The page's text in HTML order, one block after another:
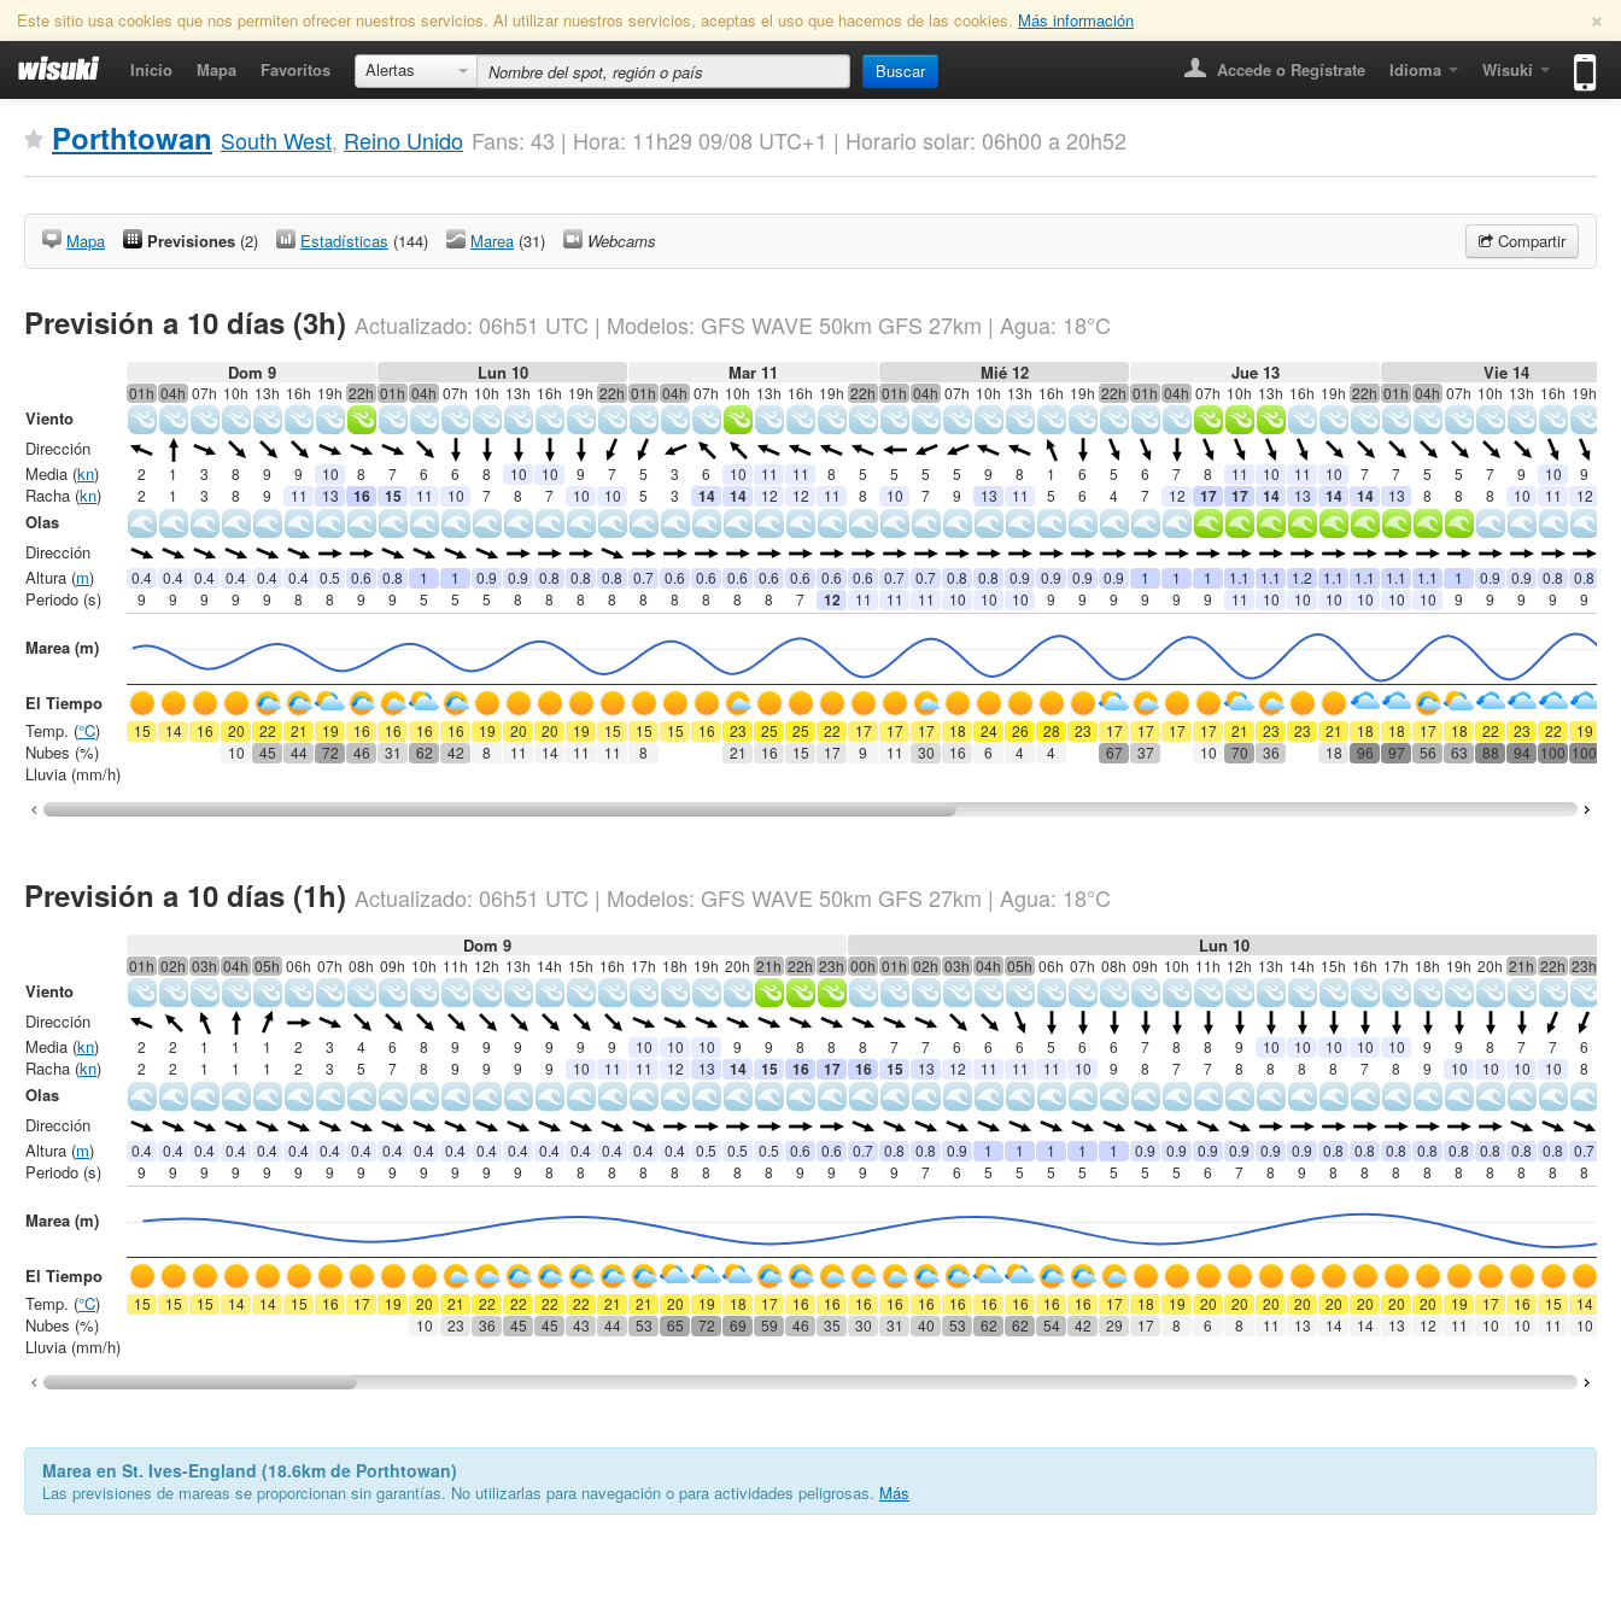
×
Este sitio usa cookies que nos permiten ofrecer nuestros servicios. Al utilizar nuestros servicios, aceptas el uso que hacemos de las cookies. Más información
Inicio Mapa Favoritos Alertas Buscar Accede o Regístrate Idioma Wisuki
Porthtowan South West, Reino Unido Fans: 43 | Hora: 11h29 09/08 UTC+1 | Horario solar: 06h00 a 20h52
Mapa Previsiones (2) Estadísticas (144) Marea (31) Webcams Compartir
Previsión a 10 días (3h) Actualizado: 06h51 UTC | Modelos: GFS WAVE 50km GFS 27km | Agua: 18°C
Dom 9 Lun 10 Mar 11 Mié 12 Jue 13 Vie 14
01h 04h 07h 10h 13h 16h 19h 22h 01h 04h 07h 10h 13h 16h 19h 22h 01h 04h 07h 10h 13h 16h 19h 22h 01h 04h 07h 10h 13h 16h 19h 22h 01h 04h 07h 10h 13h 16h 19h 22h 01h 04h 07h 10h 13h 16h 19h
2 1 3 8 9 9 10 8 7 6 6 8 10 10 9 7 5 3 6 10 11 11 8 5 5 5 5 9 8 1 6 5 6 7 8 11 10 11 10 7 7 5 5 7 9 10 9
2
1 3 8 9 11 13 16 15 11 10 7 8 7 10 10 5 3 14 14 12 12 11 8 10 7 9 13 11 5 6 4 7 12 17 17 14 13 14 14 13 8 8 8 10 11 12
0.4 0.4 0.4 0.4 0.4 0.4 0.5 0.6 0.8 1 1 0.9 0.9 0.8 0.8 0.8 0.7 0.6 0.6 0.6 0.6 0.6 0.6 0.6 0.7 0.7 0.8 0.8 0.9 0.9 0.9 0.9 1 1 1 1.1 1.1 1.2 1.1 1.1 1.1 1.1 1 0.9 0.9 0.8 0.8
9
9 9 9 9 8 8 9 9 5 5 5 8 8 8 8 8 8 8 8 8 7 12 11 11 11 10 10 10 9 9 9 9 9 9 11 10 10 10 10 10 10 9 9 9 9 9
15 14 16 20 22 21 19 16 16 16 16 19 20 20 19 15 15 15 16 23 25 25 22 17 17 17 18 24 26 28 23 17 17 17 17 21 23 23 21 18 18 17 18 22 23 22 19
10
45 44 72 46 31 62 42 8 11 14 11 11 8 21 16 15 17 9 11 30 16 6 4 4 67 37 10 70 36 18 96 97 56 63 88 94 100 100
Viento
Dirección
Media (kn)
Racha (kn)
Olas
Dirección
Altura (m)
Periodo (s)
Marea (m)
El Tiempo
Temp. (°C)
Nubes (%)
Lluvia (mm/h)
Previsión a 10 días (1h) Actualizado: 06h51 UTC | Modelos: GFS WAVE 50km GFS 27km | Agua: 18°C
Dom 9 Lun 10
01h 02h 03h 04h 05h 06h 07h 08h 09h 10h 11h 12h 13h 14h 15h 16h 17h 18h 19h 20h 21h 22h 23h 00h 01h 02h 03h 04h 05h 06h 07h 08h 09h 10h 11h 12h 13h 14h 15h 16h 17h 18h 19h 20h 21h 22h 23h
2 2 1 1 1 2 3 4 6 8 9 9 9 9 9 9 10 10 10 9 9 8 8 8 7 7 6 6 6 5 6 6 7 8 8 9 10 10 10 10 10 9 9 8 7 7 6
2
2 1 1 1 2 3 5 7 8 9 9 9 9 10 11 11 12 13 14 15 16 17 16 15 13 12 11 11 11 10 9 8 7 7 8 8 8 8 7 8 9 10 10 10 10 8
0.4 0.4 0.4 0.4 0.4 0.4 0.4 0.4 0.4 0.4 0.4 0.4 0.4 0.4 0.4 0.4 0.4 0.4 0.5 0.5 0.5 0.6 0.6 0.7 0.8 0.8 0.9 1 1 1 1 1 0.9 0.9 0.9 0.9 0.9 0.9 0.8 0.8 0.8 0.8 0.8 0.8 0.8 0.8 0.7
9
9 9 9 9 9 9 9 9 9 9 9 9 8 8 8 8 8 8 8 8 9 9 9 9 7 6 5 5 5 5 5 5 5 6 7 8 9 8 8 8 8 8 8 8 8 8
15 15 15 14 14 15 16 17 19 20 21 22 22 22 22 21 21 20 19 18 17 16 16 16 16 16 16 16 16 16 16 17 18 19 20 20 20 20 20 20 20 20 19 17 16 15 14
10
23 36 45 45 43 44 53 65 72 69 59 46 35 30 31 40 53 62 62 54 42 29 17 8 6 8 11 13 14 14 13 12 11 10 10 11 10
Viento
Dirección
Media (kn)
Racha (kn)
Olas
Dirección
Altura (m)
Periodo (s)
Marea (m)
El Tiempo
Temp. (°C)
Nubes (%)
Lluvia (mm/h)
Marea en St. Ives-England (18.6km de Porthtowan)
Las previsiones de mareas se proporcionan sin garantías. No utilizarlas para navegación o para actividades peligrosas. Más